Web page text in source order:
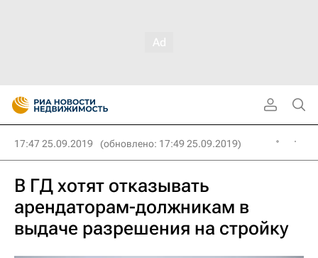
17:47 25.09.2019 (обновлено: 17:49 25.09.2019)
В ГД хотят отказывать
арендаторам-должникам в
выдаче разрешения на стройку